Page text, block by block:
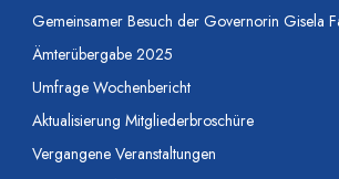
Gemeinsamer Besuch der Governorin Gisela
Ämterübergabe 2025
Umfrage Wochenbericht
Aktualisierung Mitgliederbroschüre
Vergangene Veranstaltungen